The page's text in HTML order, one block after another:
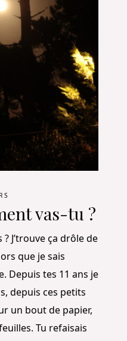
vas-tu ?
J’trouve ça drôle de
que je sais
Depuis tes 11 ans je
depuis ces petits
un bout de papier,
Tu refaisais